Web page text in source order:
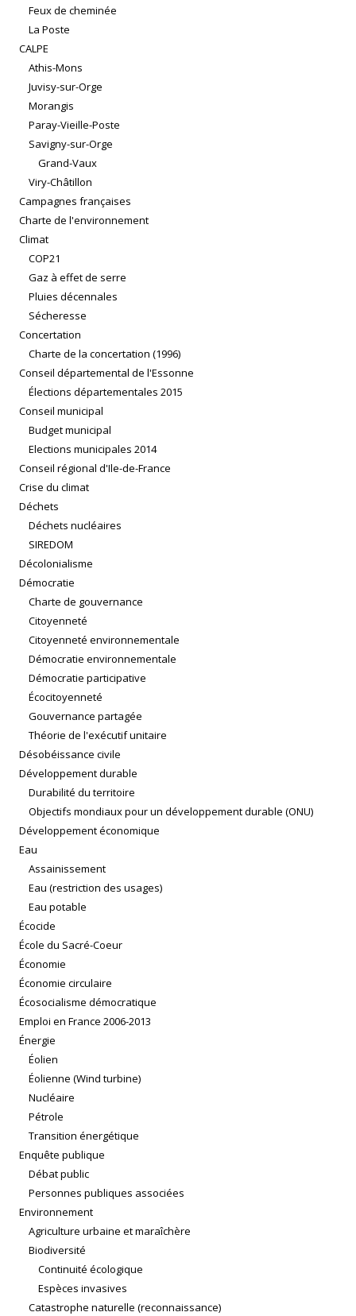
Feux de cheminée
La Poste
CALPE
Athis-Mons
Juvisy-sur-Orge
Morangis
Paray-Vieille-Poste
Savigny-sur-Orge
Grand-Vaux
Viry-Châtillon
Campagnes françaises
Charte de l'environnement
Climat
COP21
Gaz à effet de serre
Pluies décennales
Sécheresse
Concertation
Charte de la concertation (1996)
Conseil départemental de l'Essonne
Élections départementales 2015
Conseil municipal
Budget municipal
Elections municipales 2014
Conseil régional d'Ile-de-France
Crise du climat
Déchets
Déchets nucléaires
SIREDOM
Décolonialisme
Démocratie
Charte de gouvernance
Citoyenneté
Citoyenneté environnementale
Démocratie environnementale
Démocratie participative
Écocitoyenneté
Gouvernance partagée
Théorie de l'exécutif unitaire
Désobéissance civile
Développement durable
Durabilité du territoire
Objectifs mondiaux pour un développement durable (ONU)
Développement économique
Eau
Assainissement
Eau (restriction des usages)
Eau potable
Écocide
École du Sacré-Coeur
Économie
Économie circulaire
Écosocialisme démocratique
Emploi en France 2006-2013
Énergie
Éolien
Éolienne (Wind turbine)
Nucléaire
Pétrole
Transition énergétique
Enquête publique
Débat public
Personnes publiques associées
Environnement
Agriculture urbaine et maraîchère
Biodiversité
Continuité écologique
Espèces invasives
Catastrophe naturelle (reconnaissance)